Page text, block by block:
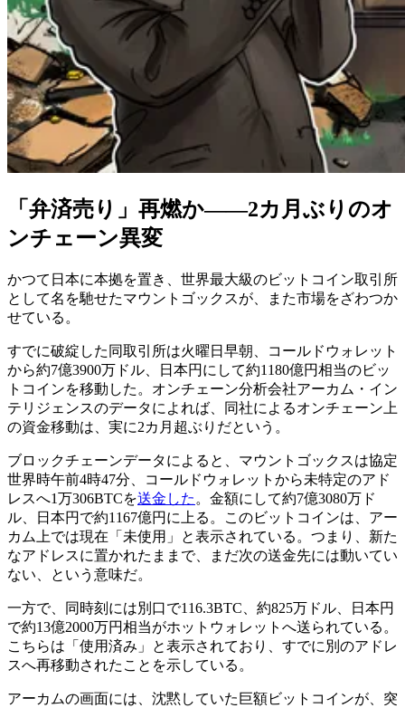
「弁済売り」再燃か――2カ月ぶりのオ
ンチェーン異変
かつて日本に本拠を置き、世界最大級のビットコイン取引所
として名を馳せたマウントゴックスが、また市場をざわつか
せている。
すでに破綻した同取引所は火曜日早朝、コールドウォレット
から約7億3900万ドル、日本円にして約1180億円相当のビッ
トコインを移動した。オンチェーン分析会社アーカム・イン
テリジェンスのデータによれば、同社によるオンチェーン上
の資金移動は、実に2カ月超ぶりだという。
ブロックチェーンデータによると、マウントゴックスは協定
世界時午前4時47分、コールドウォレットから未特定のアド
レスへ1万306BTCを送金した 。金額にして約7億3080万ド
ル、日本円で約1167億円に上る。このビットコインは、アー
カム上では現在「未使用」と表示されている。つまり、新た
なアドレスに置かれたままで、まだ次の送金先には動いてい
ない、という意味だ。
一方で、同時刻には別口で116.3BTC、約825万ドル、日本円
で約13億2000万円相当がホットウォレットへ送られている。
こちらは「使用済み」と表示されており、すでに別のアドレ
スへ再移動されたことを示している。
アーカムの画面には、沈黙していた巨額ビットコインが、突